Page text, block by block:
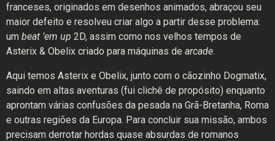
franceses, originados em desenhos animados, abraçou seu
maior defeito e resolveu criar algo a partir desse problema:
um beat ’em up 2D, assim como nos velhos tempos de
Asterix & Obelix criado para máquinas de arcade.
Aqui temos Asterix e Obelix, junto com o cãozinho Dogmatix,
saindo em altas aventuras (fui clichê de propósito) enquanto
aprontam várias confusões da pesada na Grã-Bretanha, Roma
e outras regiões da Europa. Para concluir sua missão, ambos
precisam derrotar hordas quase absurdas de romanos